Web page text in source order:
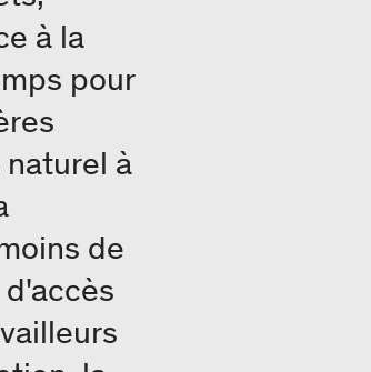
à la
pour
à
de